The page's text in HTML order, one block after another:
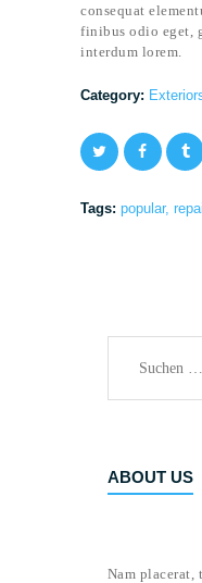
consequat
finibus odio eget,
interdum lorem.
Category:
Tags: popular,
nach:
ABOUT US
Nam placerat,